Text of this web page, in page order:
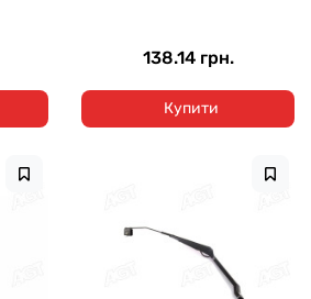
138.14 грн.
Купити